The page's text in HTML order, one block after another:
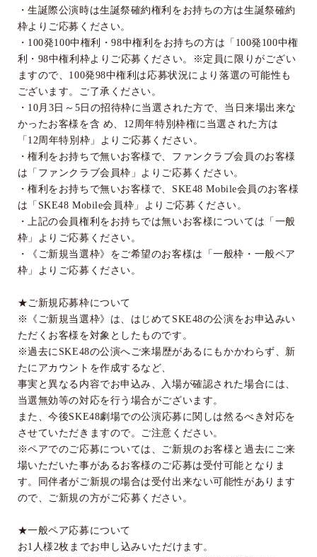
・生誕際公演時は生誕祭確約権利をお持ちの方は生誕祭確約
枠よりご応募ください。
・ 100発100中権利・98中権利をお持ちの方は「 100発 100中権
利・ 98中権利枠よりご応募ください。※定員に限りがござい
ますので、 100発98中権利は応募状況により落選の可能性も
ございます。ご了承ください。
・ 10月 3 日～ 5 日の招待枠に当選された方で、当日来場出来な
かったお客様を含 め、 12周年特別枠権に当選された方は
「 12周年特別枠」よりご応募ください。
・権利をお持ちで無いお客様で、ファンクラブ会員のお客様
は「ファンクラブ会員枠」よりご応募ください。
・権利をお持ちで無いお客様で、 SKE48 Mobile会員のお客様
は「 SKE48 Mobile会員枠」よりご応募ください。
・上記の会員権利をお持ちでは無いお客様については「一般
枠」よりご応募ください。
・《ご新規当選枠》をご希望のお客様は「一般枠・一般ペア
枠」よりご応募ください。
★ご新規応募枠について
※《ご新規当選枠》は、はじめて SKE48の公演をお申込みい
ただくお客様を対象としたものです。
※過去に SKE48の公演へご来場歴があるにもかかわらず、新
たにアカウントを作成するなど、
事実と異なる内容でお申込み、入場が確認された場合には、
当選無効等の対応を行う場合がございます。
また、今後SKE48劇場での公演応募に関しは然るべき対応を
させていただきますので。ご注意ください。
※ペアでのご応募については、ご新規のお客様と過去にご来
場いただいた事があるお客様のご応募は受付可能となりま
す。同伴者がご新規の場合は受付出来ない可能性があります
ので、ご新規の方がご応募ください。
★一般ペア応募について
お1 人様2枚までお申し込みいただけます。